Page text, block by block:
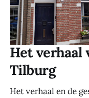
Het verhaal
Tilburg
Het verhaal en de